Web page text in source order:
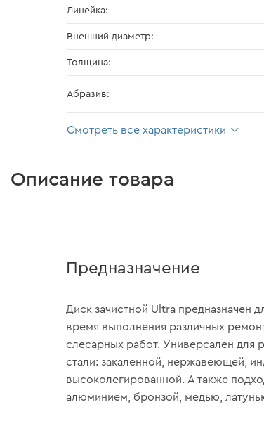
Линейка:
Внешний диаметр:
Толщина:
Абразив:
Смотреть все характеристики
Описание товара
Предназначение
Диск зачистной Ultra предназначен
время выполнения различных
слесарных работ. Универсален для
стали: закаленной, нержавеющей,
высоколегированной. А также
алюминием, бронзой, медью,